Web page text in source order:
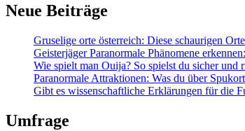
Neue Beiträge
Gruselige orte österreich: Diese schaurigen
Geisterjäger Paranormale Phänomene
Wie spielt man Ouija? So spielst du sicher und
Paranormale Attraktionen: Was du über
Gibt es wissenschaftliche Erklärungen für die
Umfrage